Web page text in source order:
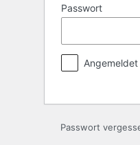
Passwort
Passwort